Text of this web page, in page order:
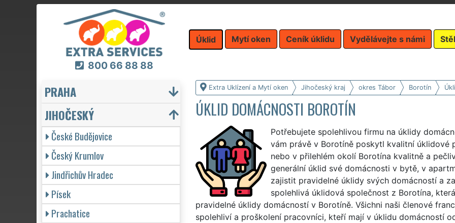
800 66 88 88
Úklid Mytí oken Ceník úklidu Vydělávejte s námi
Extra Uklízení a Mytí oken Jihočeský kraj okres Tábor Borotín
ÚKLID DOMÁCNOSTI BOROTÍN
Potřebujete spolehlivou firmu na úklidy
vám právě v Borotíně poskytl kvalitní úklidové
nebo v přilehlém okolí Borotína kvalitně a
generální úklid své domácnosti v bytě, v
zajistit pravidelné úklidy svých domácností a
spolehlivá úklidová společnost z Borotína,
pravidelné úklidy domácností v Borotíně. Všichni naši členové
spolehliví a proškolení pracovníci, kteří mají v úklidu domácností
PRAHA
JIHOČESKÝ
České Budějovice
Český Krumlov
Jindřichův Hradec
Písek
Prachatice